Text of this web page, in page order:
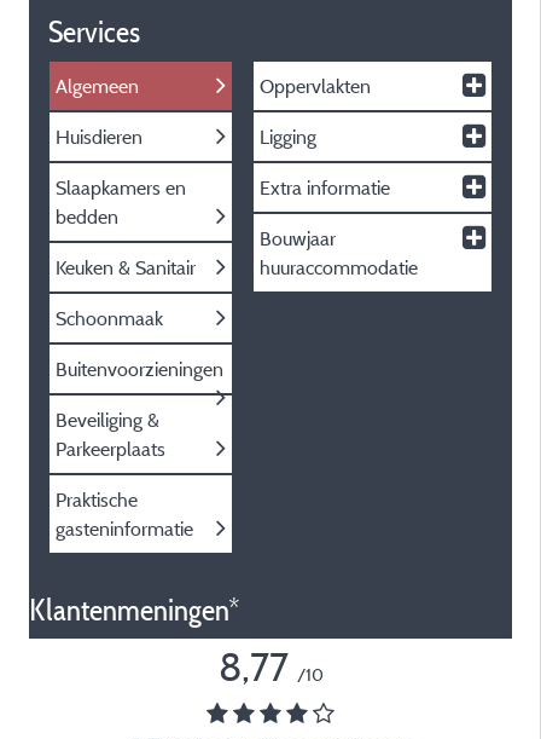
Services
Algemeen
Huisdieren
Slaapkamers en
bedden
Keuken & Sanitair
Schoonmaak
Buitenvoorzieningen
Beveiliging &
Parkeerplaats
Praktische
gasteninformatie
Oppervlakten
Ligging
Extra informatie
Bouwjaar
huuraccommodatie
Klantenmeningen*
8,77 /10